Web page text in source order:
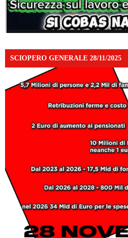
SCIOPERO GENERALE 28/11/2025